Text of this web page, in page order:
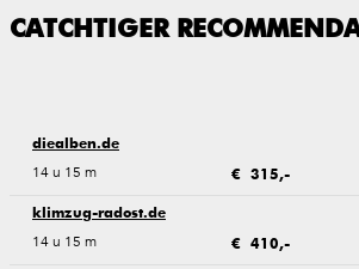
CATCHTIGER
diealben.de
14 u 15 m € 315,-
klimzug-radost.de
14 u 15 m € 410,-